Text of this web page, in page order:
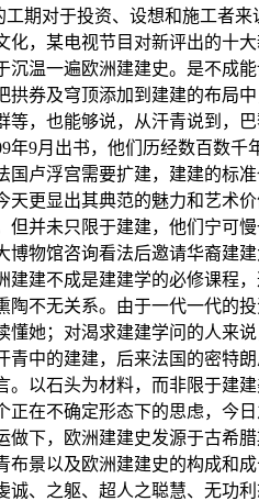
期对于投资、设想和施工者
，某电视节目对新评出的十
温一遍欧洲建建史。是不成
券及穹顶添加到建建的布局
，也能够说，从汗青说到，
9月出书，他们历经数百数
卢浮宫需要扩建，建建的标
更显出其典范的魅力和艺术
并未只限于建建，他们宁可
物馆咨询看法后邀请华裔建
建不成是建建学的必修课程
不无关系。由于一代一代的
她；对渴求建建学问的人来
中的建建，后来法国的密特
以石头为材料，而非限于建
在不确定形态下的思虑，今
下，欧洲建建史发源于古希
景以及欧洲建建史的构成和
、之躯、超人之聪慧、无功